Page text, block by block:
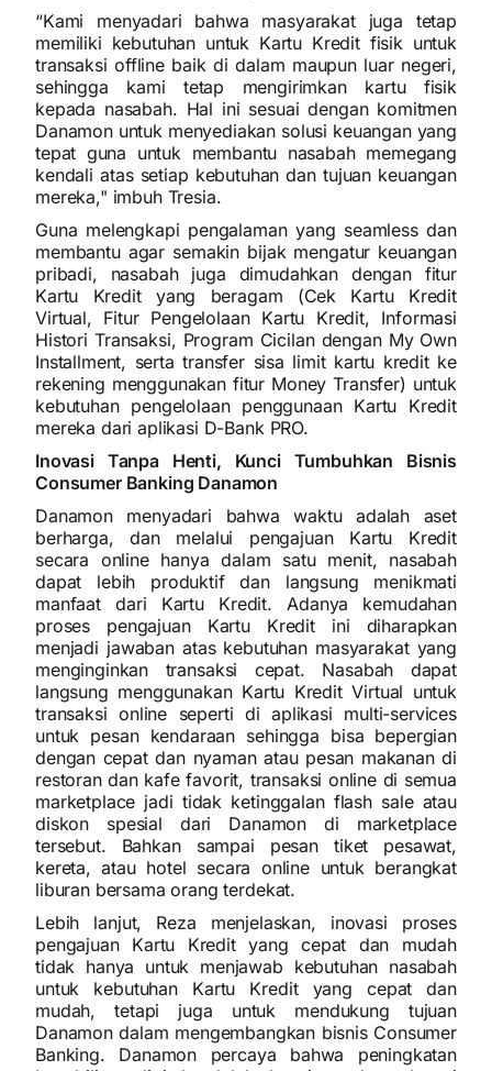
“Kami menyadari bahwa masyarakat juga tetap
memiliki kebutuhan untuk Kartu Kredit fisik untuk
transaksi offline baik di dalam maupun luar negeri,
sehingga kami tetap mengirimkan kartu fisik
kepada nasabah. Hal ini sesuai dengan komitmen
Danamon untuk menyediakan solusi keuangan yang
tepat guna untuk membantu nasabah memegang
kendali atas setiap kebutuhan dan tujuan keuangan
mereka," imbuh Tresia.
Guna melengkapi pengalaman yang seamless dan
membantu agar semakin bijak mengatur keuangan
pribadi, nasabah juga dimudahkan dengan fitur
Kartu Kredit yang beragam (Cek Kartu Kredit
Virtual, Fitur Pengelolaan Kartu Kredit, Informasi
Histori Transaksi, Program Cicilan dengan My Own
Installment, serta transfer sisa limit kartu kredit ke
rekening menggunakan fitur Money Transfer) untuk
kebutuhan pengelolaan penggunaan Kartu Kredit
mereka dari aplikasi D-Bank PRO.
Inovasi Tanpa Henti, Kunci Tumbuhkan Bisnis
Consumer Banking Danamon
Danamon menyadari bahwa waktu adalah aset
berharga, dan melalui pengajuan Kartu Kredit
secara online hanya dalam satu menit, nasabah
dapat lebih produktif dan langsung menikmati
manfaat dari Kartu Kredit. Adanya kemudahan
proses pengajuan Kartu Kredit ini diharapkan
menjadi jawaban atas kebutuhan masyarakat yang
menginginkan transaksi cepat. Nasabah dapat
langsung menggunakan Kartu Kredit Virtual untuk
transaksi online seperti di aplikasi multi-services
untuk pesan kendaraan sehingga bisa bepergian
dengan cepat dan nyaman atau pesan makanan di
restoran dan kafe favorit, transaksi online di semua
marketplace jadi tidak ketinggalan flash sale atau
diskon spesial dari Danamon di marketplace
tersebut. Bahkan sampai pesan tiket pesawat,
kereta, atau hotel secara online untuk berangkat
liburan bersama orang terdekat.
Lebih lanjut, Reza menjelaskan, inovasi proses
pengajuan Kartu Kredit yang cepat dan mudah
tidak hanya untuk menjawab kebutuhan nasabah
untuk kebutuhan Kartu Kredit yang cepat dan
mudah, tetapi juga untuk mendukung tujuan
Danamon dalam mengembangkan bisnis Consumer
Banking. Danamon percaya bahwa peningkatan